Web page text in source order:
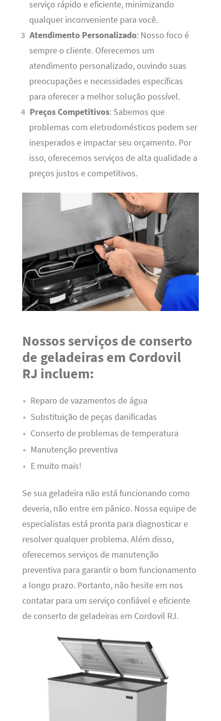
serviço rápido e eficiente, minimizando
qualquer inconveniente para você.
Atendimento Personalizado: Nosso foco é
sempre o cliente. Oferecemos um
atendimento personalizado, ouvindo suas
preocupações e necessidades específicas
para oferecer a melhor solução possível.
Preços Competitivos: Sabemos que
problemas com eletrodomésticos podem ser
inesperados e impactar seu orçamento. Por
isso, oferecemos serviços de alta qualidade a
preços justos e competitivos.
Nossos serviços de conserto
de geladeiras em Cordovil
RJ incluem:
Reparo de vazamentos de água
Substituição de peças danificadas
Conserto de problemas de temperatura
Manutenção preventiva
E muito mais!
Se sua geladeira não está funcionando como
deveria, não entre em pânico. Nossa equipe de
especialistas está pronta para diagnosticar e
resolver qualquer problema. Além disso,
oferecemos serviços de manutenção
preventiva para garantir o bom funcionamento
a longo prazo. Portanto, não hesite em nos
contatar para um serviço confiável e eficiente
de conserto de geladeiras em Cordovil RJ.